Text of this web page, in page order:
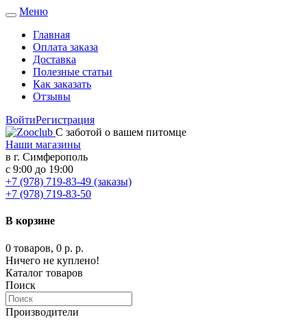
Toggle
navigation
Меню
Главная
Оплата заказа
Доставка
Полезные статьи
Как заказать
Отзывы
ВойтиРегистрация
С заботой о вашем питомце
Наши магазины
в г. Симферополь
с 9:00 до 19:00
+7 (978) 719-83-49 (заказы)
+7 (978) 719-83-50
В корзине
0 товаров, 0 р. р.
Ничего не куплено!
Каталог товаров
Поиск
Производители